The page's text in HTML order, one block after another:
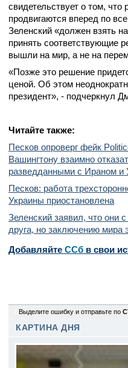
свидетельствует о том, что
продвигаются вперед по
Зеленский «должен взять
принять соответствующие
вышли на мир, а не на
«Позже это решение
ценой. Об этом
президент», - подчеркнул
Читайте также:
Песков опроверг фейк
Вашингтону взаимно
разведданными с Ираном и
Песков: работа
Украины приостановлена
Зеленский заявил, что они
друга, но заключению мира
Добавляйте CСб в свои
Выделите ошибку и отправьте по
КАРТИНА ДНЯ